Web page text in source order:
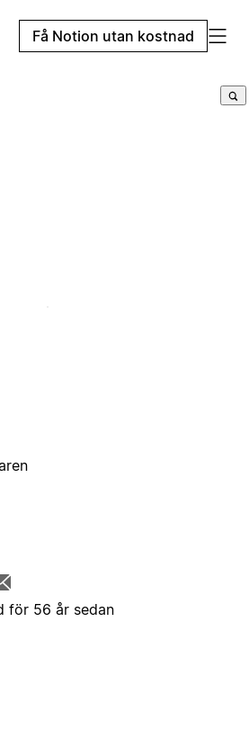
Få Notion utan kostnad
för 56 år sedan